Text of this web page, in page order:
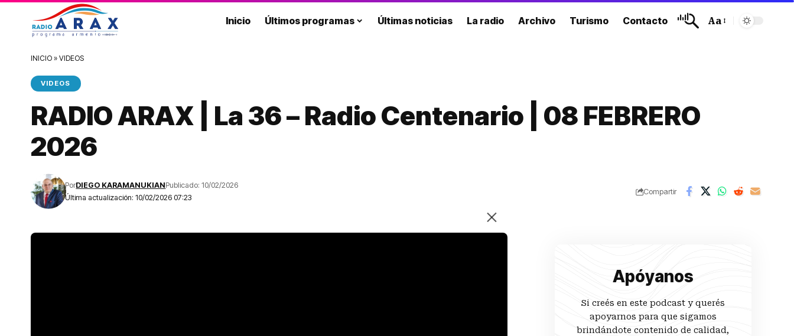
Inicio Últimos programas Últimas noticias La radio Archivo Turismo Contacto Aa
INICIO » VIDEOS
VIDEOS
RADIO ARAX | La 36 – Radio Centenario | 08 FEBRERO
2026
Última actualización: 10/02/2026 07:23
PorDIEGO KARAMANUKIANPublicado: 10/02/2026
Compartir
Apóyanos
Si creés en este podcast y querés
apoyarnos para que sigamos
brindándote contenido de calidad,